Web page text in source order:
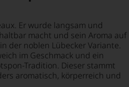
Er wurde langsam und
macht und sein Aroma auf
der noblen Lübecker Variante.
im Geschmack und ein
Tradition. Dieser stammt
aromatisch, körperreich und